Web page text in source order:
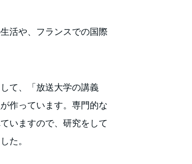
活や、フランスでの国際
て、「放送大学の講義
作っています。専門的な
いますので、研究をして
た。